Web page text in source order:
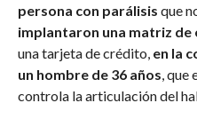
persona con parálisis que
implantaron una matriz de
una tarjeta de crédito, en la
un hombre de 36 años ,
controla la articulación del